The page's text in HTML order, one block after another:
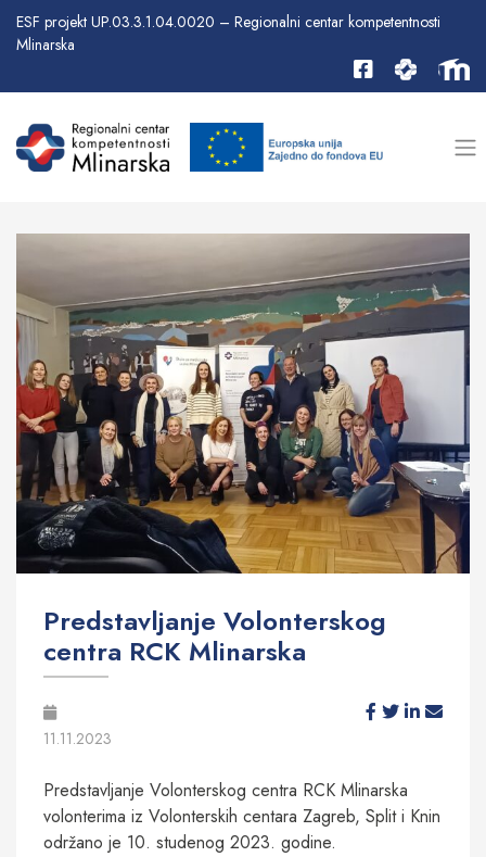
ESF projekt UP.03.3.1.04.0020 – Regionalni centar kompetentnosti
Mlinarska
Predstavljanje Volonterskog
centra RCK Mlinarska
11.11.2023
Predstavljanje Volonterskog centra RCK Mlinarska
volonterima iz Volonterskih centara Zagreb, Split i Knin
održano je 10. studenog 2023. godine.